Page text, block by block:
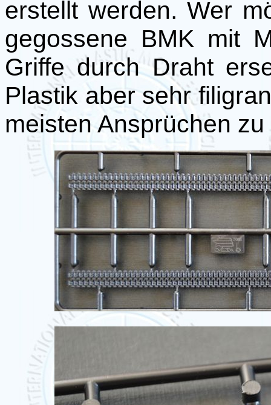
erstellt werden. Wer
gegossene BMK mit
Griffe durch Draht
Plastik aber sehr
meisten Ansprüchen